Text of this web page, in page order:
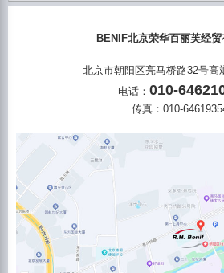
BENIF北京荣华百丽芙经贸
北京市朝阳区亮马桥路32号高
电话： 010-
传真：010-